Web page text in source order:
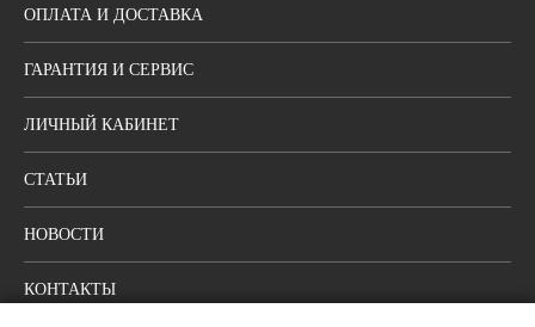
ОПЛАТА И ДОСТАВКА
ГАРАНТИЯ И СЕРВИС
ЛИЧНЫЙ КАБИНЕТ
СТАТЬИ
НОВОСТИ
КОНТАКТЫ